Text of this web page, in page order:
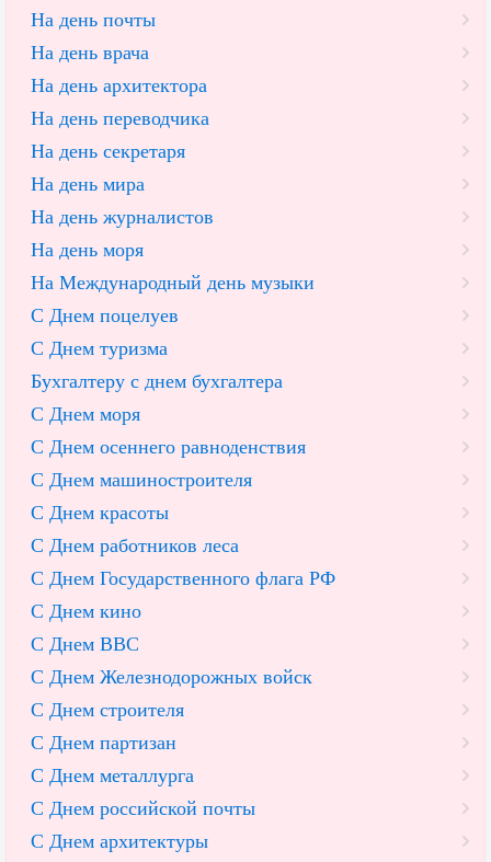
На день почты
На день врача
На день архитектора
На день переводчика
На день секретаря
На день мира
На день журналистов
На день моря
На Международный день музыки
С Днем поцелуев
С Днем туризма
Бухгалтеру с днем бухгалтера
С Днем моря
С Днем осеннего равноденствия
С Днем машиностроителя
С Днем красоты
С Днем работников леса
С Днем Государственного флага РФ
С Днем кино
С Днем ВВС
С Днем Железнодорожных войск
С Днем строителя
С Днем партизан
С Днем металлурга
С Днем российской почты
С Днем архитектуры